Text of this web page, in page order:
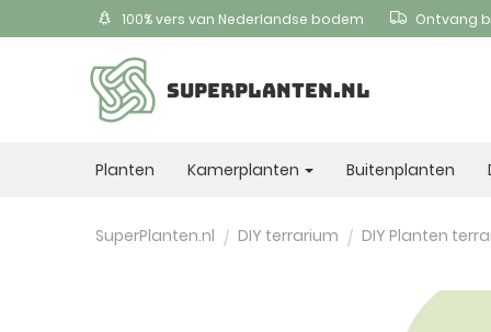
100% vers van Nederlandse bodem Ontvang
SUPERPLANTEN.NL
Planten Kamerplanten Buitenplanten
SuperPlanten.nl DIY terrarium